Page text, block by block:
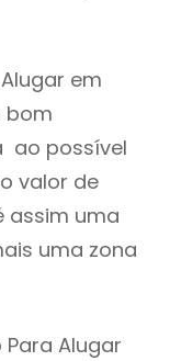
em
bom
ao possível
valor de
assim uma
uma zona
Alugar